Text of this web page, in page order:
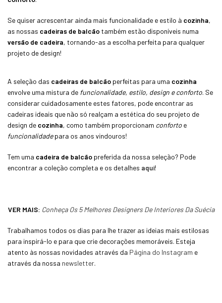
Se quiser acrescentar ainda mais funcionalidade e estilo à cozinha,
as nossas cadeiras de balcão também estão disponíveis numa
versão de cadeira, tornando-as a escolha perfeita para qualquer
projeto de design!
A seleção das cadeiras de balcão perfeitas para uma cozinha
envolve uma mistura de funcionalidade, estilo, design e conforto. Se
considerar cuidadosamente estes fatores, pode encontrar as
cadeiras ideais que não só realçam a estética do seu projeto de
design de cozinha, como também proporcionam conforto e
funcionalidadepara os anos vindouros!
Tem uma cadeira de balcão preferida da nossa seleção? Pode
encontrar a coleção completa e os detalhes aqui!
VER MAIS: Conheça Os 5 Melhores Designers De Interiores Da Suécia
Trabalhamos todos os dias para lhe trazer as ideias mais estilosas
para inspirá-lo e para que crie decorações memoráveis. Esteja
atento às nossas novidades através da Página do Instagram e
através da nossa newsletter.